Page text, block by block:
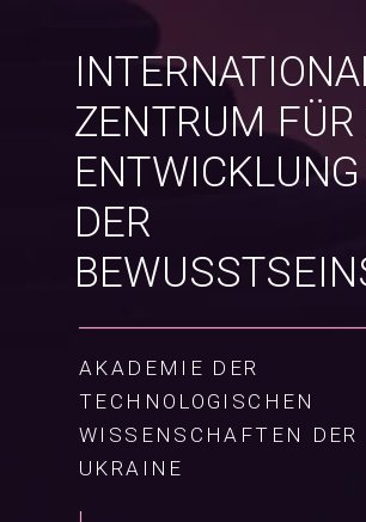
ZENTRUM FÜR
ENTWICKLUNG
DER
AKADEMIE DER
TECHNOLOGISCHEN
WISSENSCHAFTEN DER
UKRAINE